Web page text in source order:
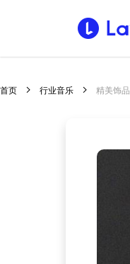
首页 行业音乐 精美饰品